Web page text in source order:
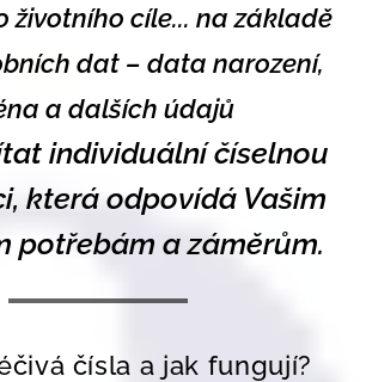
životního cíle... na základě
dat – data narození,
a dalších údajů
individuální číselnou
která odpovídá Vašim
potřebám a záměrům.
čísla a jak fungují?